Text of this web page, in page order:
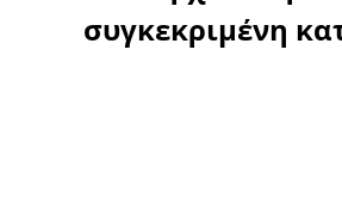
συγκεκριμένη